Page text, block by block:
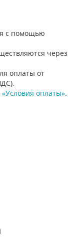
с помощью
через
оплаты от
«Условия оплаты».